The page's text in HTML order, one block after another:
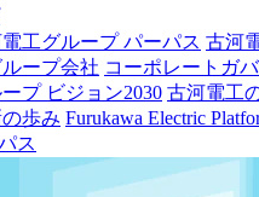
工グループ パーパス 古河
ープ会社 コーポレートガ
プ ビジョン2030 古河電工
歩み Furukawa Electric
ス